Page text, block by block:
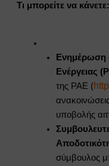
Τι μπορείτε να κάνετε:
Ενημέρωση
Ενέργειας
της ΡΑΕ (
υποβολής
σύμβουλος